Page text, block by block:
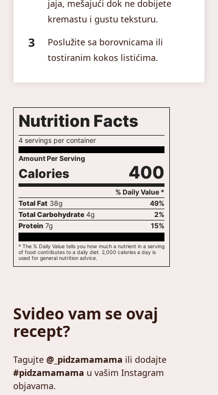
jaja, mešajući dok ne dobijete
kremastu i gustu teksturu.
Poslužite sa borovnicama ili
tostiranim kokos listićima.
Nutrition Facts
4 servings per container
Amount Per Serving
Calories 400
% Daily Value *
Total Fat 38g 49%
Total Carbohydrate 4g 2%
Protein 7g 15%
* The % Daily Value tells you how much a nutrient in a serving
of food contributes to a daily diet. 2,000 calories a day is
used for general nutrition advice.
Svideo vam se ovaj
recept?
Tagujte @_pidzamamama ili dodajte
#pidzamamama u vašim Instagram
objavama.